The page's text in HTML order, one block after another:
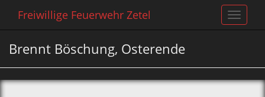
Toggle
Freiwillige Feuerwehr Zetel
Brennt Böschung, Osterende